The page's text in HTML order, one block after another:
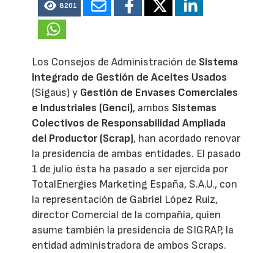
8201
Los Consejos de Administración de Sistema
Integrado de Gestión de Aceites Usados
(Sigaus) y Gestión de Envases Comerciales
e Industriales (Genci), ambos Sistemas
Colectivos de Responsabilidad Ampliada
del Productor (Scrap), han acordado renovar
la presidencia de ambas entidades. El pasado
1 de julio ésta ha pasado a ser ejercida por
TotalEnergies Marketing España, S.A.U., con
la representación de Gabriel López Ruiz,
director Comercial de la compañía, quien
asume también la presidencia de SIGRAP, la
entidad administradora de ambos Scraps.